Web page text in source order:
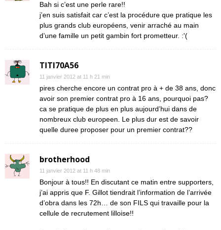
Bah si c’est une perle rare!!
j’en suis satisfait car c’est la procédure que pratique les
plus grands club européens, venir arraché au main
d’une famille un petit gambin fort prometteur. :'(
TITI70A56
11 janvier 2012 at 11 h 21 min
pires cherche encore un contrat pro à + de 38 ans, donc
avoir son premier contrat pro à 16 ans, pourquoi pas?
ca se pratique de plus en plus aujourd’hui dans de
nombreux club europeen. Le plus dur est de savoir
quelle duree proposer pour un premier contrat??
brotherhood
11 janvier 2012 at 11 h 48 min
Bonjour à tous!! En discutant ce matin entre supporters,
j’ai appris que F. Gillot tiendrait l’information de l’arrivée
d’obra dans les 72h… de son FILS qui travaille pour la
cellule de recrutement lilloise!!